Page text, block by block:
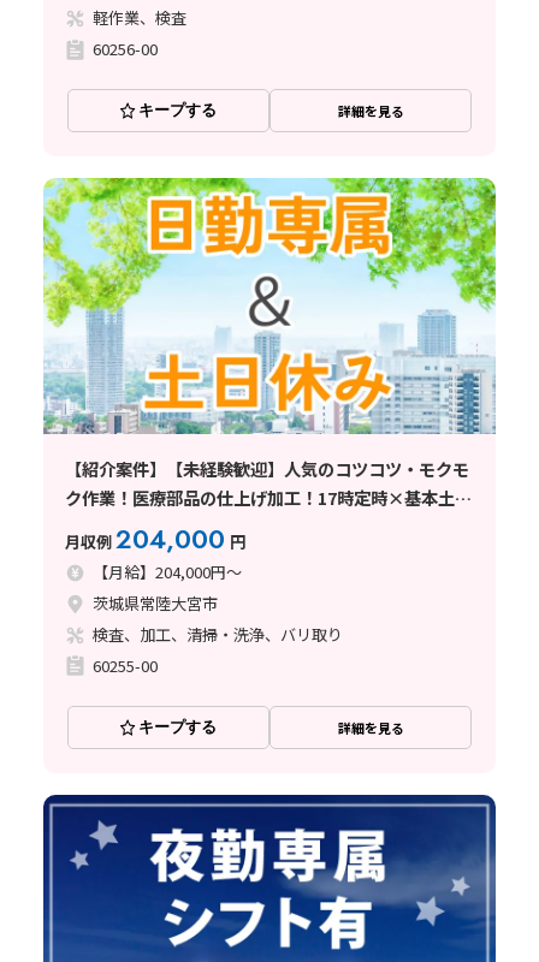
軽作業、検査
60256-00
キープする 詳細を見る
【紹介案件】【未経験歓迎】人気のコツコツ・モクモ
ク作業！医療部品の仕上げ加工！17時定時×基本土日
月収例204,000 円
【月給】204,000円～
茨城県常陸大宮市
検査、加工、清掃・洗浄、バリ取り
60255-00
キープする 詳細を見る